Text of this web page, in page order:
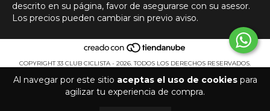
Al navegar por este sitio aceptas el uso de cookiespara
agilizar tu experiencia de compra.
descrito en su página, favor de asegurarse con su asesor.
Los precios pueden cambiar sin previo aviso.
COPYRIGHT 33 CLUB CICLISTA - 2026. TODOS LOS DERECHOS RESERVADOS.